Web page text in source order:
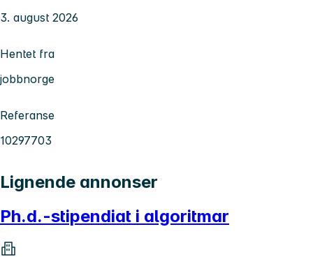
3. august 2026
Hentet fra
jobbnorge
Referanse
10297703
Lignende annonser
Ph.d.-stipendiat i algoritmar